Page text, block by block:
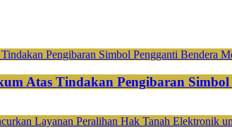
Atas Tindakan Pengibaran